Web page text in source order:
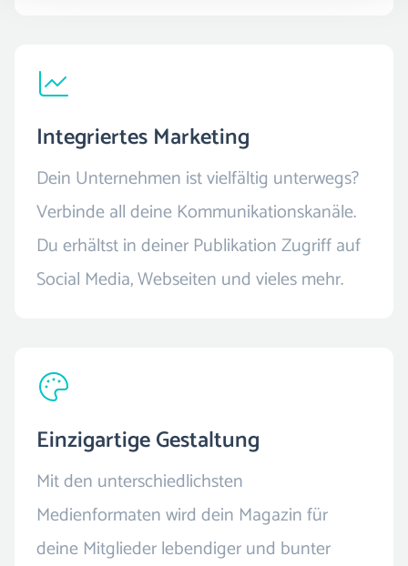
Integriertes Marketing
Dein Unternehmen ist vielfältig unterwegs?
Verbinde all deine Kommunikationskanäle.
Du erhältst in deiner Publikation Zugriff auf
Social Media, Webseiten und vieles mehr.
Einzigartige Gestaltung
Mit den unterschiedlichsten
Medienformaten wird dein Magazin für
deine Mitglieder lebendiger und bunter